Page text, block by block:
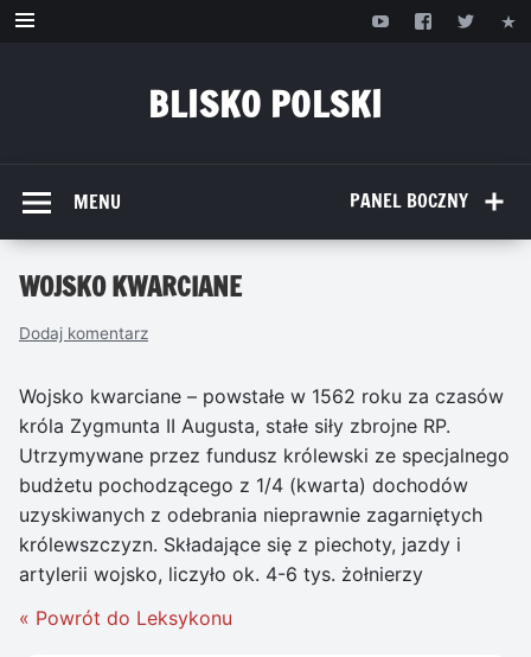
Przejdź
BLISKO POLSKI
PANEL BOCZNY
MENU
WOJSKO KWARCIANE
Dodaj komentarz
Wojsko kwarciane – powstałe w 1562 roku za czasów
króla Zygmunta II Augusta, stałe siły zbrojne RP.
Utrzymywane przez fundusz królewski ze specjalnego
budżetu pochodzącego z 1/4 (kwarta) dochodów
uzyskiwanych z odebrania nieprawnie zagarniętych
królewszczyzn. Składające się z piechoty, jazdy i
artylerii wojsko, liczyło ok. 4-6 tys. żołnierzy
« Powrót do Leksykonu